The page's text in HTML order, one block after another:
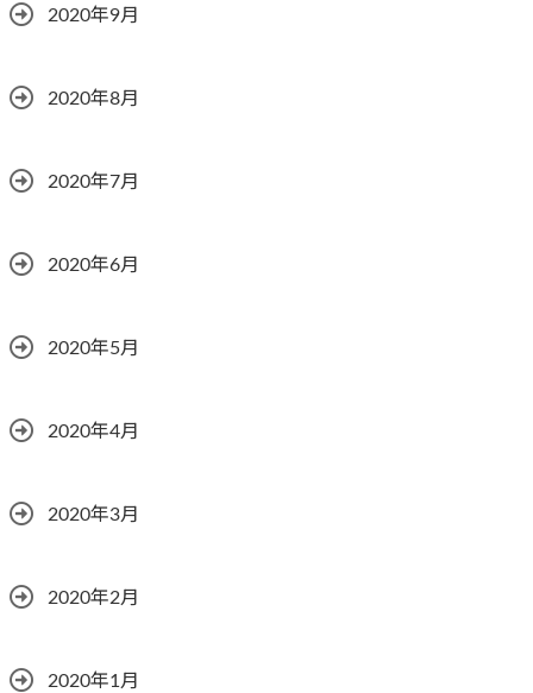
2020年9月
2020年8月
2020年7月
2020年6月
2020年5月
2020年4月
2020年3月
2020年2月
2020年1月